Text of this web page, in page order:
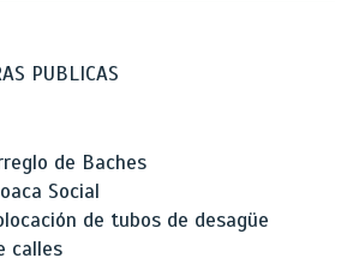
PUBLICAS
de Baches
Social
de tubos de desagüe
calles